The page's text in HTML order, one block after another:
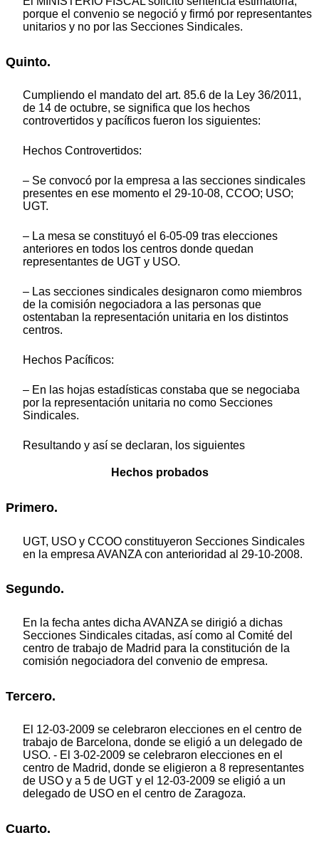
porque el convenio se negoció y firmó por representantes
unitarios y no por las Secciones Sindicales.
Quinto.
Cumpliendo el mandato del art. 85.6 de la Ley 36/2011,
de 14 de octubre, se significa que los hechos
controvertidos y pacíficos fueron los siguientes:
Hechos Controvertidos:
– Se convocó por la empresa a las secciones sindicales
presentes en ese momento el 29-10-08, CCOO; USO;
UGT.
– La mesa se constituyó el 6-05-09 tras elecciones
anteriores en todos los centros donde quedan
representantes de UGT y USO.
– Las secciones sindicales designaron como miembros
de la comisión negociadora a las personas que
ostentaban la representación unitaria en los distintos
centros.
Hechos Pacíficos:
– En las hojas estadísticas constaba que se negociaba
por la representación unitaria no como Secciones
Sindicales.
Resultando y así se declaran, los siguientes
Hechos probados
Primero.
UGT, USO y CCOO constituyeron Secciones Sindicales
en la empresa AVANZA con anterioridad al 29-10-2008.
Segundo.
En la fecha antes dicha AVANZA se dirigió a dichas
Secciones Sindicales citadas, así como al Comité del
centro de trabajo de Madrid para la constitución de la
comisión negociadora del convenio de empresa.
Tercero.
El 12-03-2009 se celebraron elecciones en el centro de
trabajo de Barcelona, donde se eligió a un delegado de
USO. - El 3-02-2009 se celebraron elecciones en el
centro de Madrid, donde se eligieron a 8 representantes
de USO y a 5 de UGT y el 12-03-2009 se eligió a un
delegado de USO en el centro de Zaragoza.
Cuarto.